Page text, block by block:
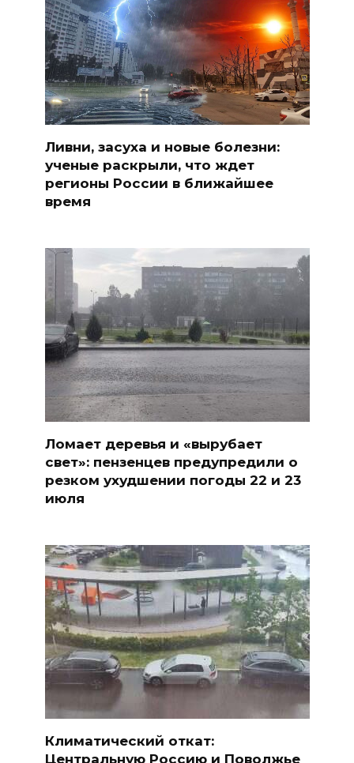
Ливни, засуха и новые болезни:
ученые раскрыли, что ждет
регионы России в ближайшее
время
Ломает деревья и «вырубает
свет»: пензенцев предупредили о
резком ухудшении погоды 22 и 23
июля
Климатический откат:
Центральную Россию и Поволжье